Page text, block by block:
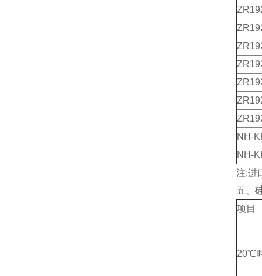
NH-
NH-
注:进
五、
项目
20℃